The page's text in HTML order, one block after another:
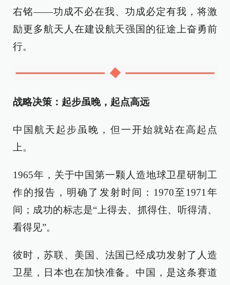
右铭——功成不必在我、功成必定有我，将激
励更多航天人在建设航天强国的征途上奋勇前
行。
战略决策：起步虽晚，起点高远
中国航天起步虽晚，但一开始就站在高起点
上。
1965年，关于中国第一颗人造地球卫星研制工
作的报告，明确了发射时间：1970至1971年
间；成功的标志是“上得去、抓得住、听得清、
看得见”。
彼时，苏联、美国、法国已经成功发射了人造
卫星，日本也在加快准备。中国，是这条赛道